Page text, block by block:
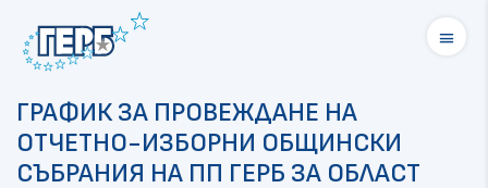
menu
ГРАФИК ЗА ПРОВЕЖДАНЕ НА
ОТЧЕТНО-ИЗБОРНИ ОБЩИНСКИ
СЪБРАНИЯ НА ПП ГЕРБ ЗА ОБЛАСТ